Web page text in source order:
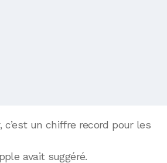
c’est un chiffre record pour les
avait suggéré.